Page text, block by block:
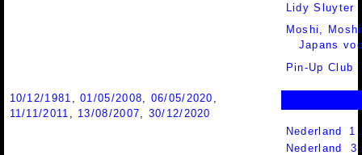
Lidy Sluyter
Moshi, Moshi
Japans
Pin-Up Club
10/12/1981 ,01/05/2008, 06/05/2020 ,
11/11/2011 , 13/08/2007, 30/12/2020
Nederland 1
Nederland